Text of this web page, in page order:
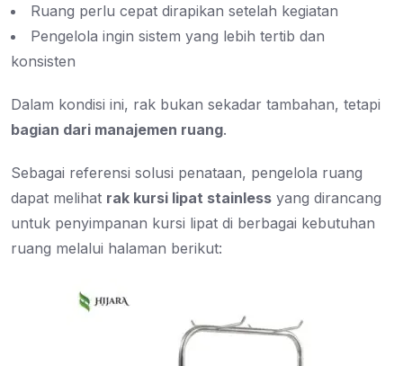
Ruang perlu cepat dirapikan setelah kegiatan
Pengelola ingin sistem yang lebih tertib dan
konsisten
Dalam kondisi ini, rak bukan sekadar tambahan, tetapi
bagian dari manajemen ruang.
Sebagai referensi solusi penataan, pengelola ruang
dapat melihat rak kursi lipat stainless yang dirancang
untuk penyimpanan kursi lipat di berbagai kebutuhan
ruang melalui halaman berikut: